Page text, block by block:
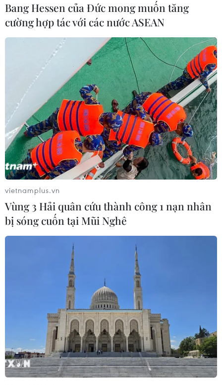
Khuyến cáo người tiêu dùng về chương
trình thu hồi xe ôtô Toyota Raize
09/05/2022 11:16
Chương trình thu hồi để sửa chữa mối hàn ụ lắp giảm
chấn phía trước trên dòng xe Toyota Raize sản xuất năm
2021 do công ty ôtô Toyota Việt Nam nhập khẩu và
phân phối chính thức.
Tesla thu hồi 130.000 xe ôtô tại Mỹ do lỗi
màn hình cảm ứng
10/05/2022 14:54
Đợt thu hồi này sẽ liên quan đến tất cả các mẫu xe của
Bang Hessen của Đức mong muốn tăng
cường hợp tác với các nước ASEAN
vietnamplus.vn
Vùng 3 Hải quân cứu thành công 1 nạn nhân
bị sóng cuốn tại Mũi Nghê